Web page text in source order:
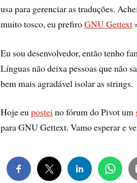
usa para gerenciar as traduções.
muito tosco, eu prefiroGNU Gettext
Eu sou desenvolvedor, então tenho
Línguas não deixa pessoas que não
bem mais agradável isolar as strings.
Hoje euposteino fórum do Pivot um
para GNU Gettext. Vamo esperar e